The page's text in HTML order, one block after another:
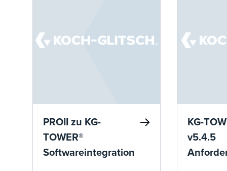
PROII zu KG-
TOWER®
Softwareintegration
KG-
v5.4.5